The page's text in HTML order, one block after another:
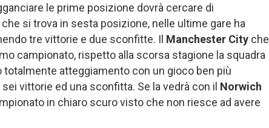
le prime posizione dovrà cercare di
che si trova in sesta posizione, nelle ultime gare ha
tre vittorie e due sconfitte. Il Manchester City che
campionato, rispetto alla scorsa stagione la squadra
totalmente atteggiamento con un gioco ben più
vittorie ed una sconfitta. Se la vedrà con il Norwich
in chiaro scuro visto che non riesce ad avere